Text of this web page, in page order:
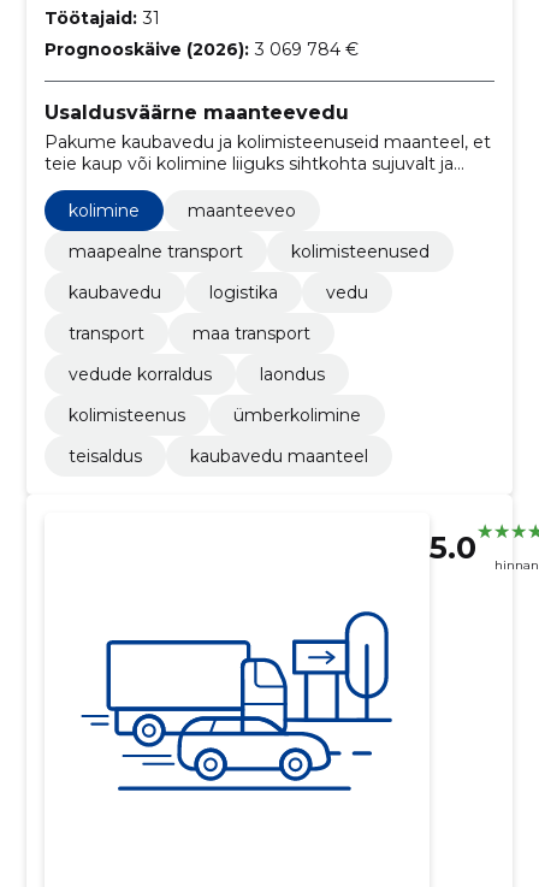
Töötajaid: 31
Prognooskäive (2026): 3 069 784 €
Usaldusväärne maanteevedu
Pakume kaubavedu ja kolimisteenuseid maanteel, et
teie kaup või kolimine liiguks sihtkohta sujuvalt ja
õigel ajal. Aitame vähendada transportimise
koordineerimise koormust.
kolimine
maanteeveo
maapealne transport
kolimisteenused
kaubavedu
logistika
vedu
transport
maa transport
vedude korraldus
laondus
kolimisteenus
ümberkolimine
teisaldus
kaubavedu maanteel
5.0